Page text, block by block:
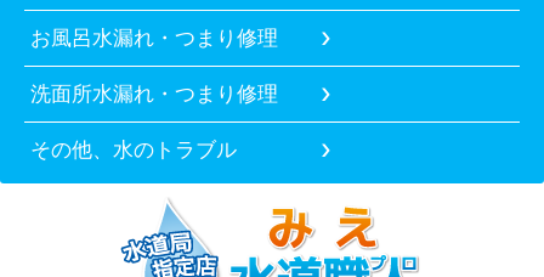
お風呂水漏れ・つまり修理
洗面所水漏れ・つまり修理
その他、水のトラブル